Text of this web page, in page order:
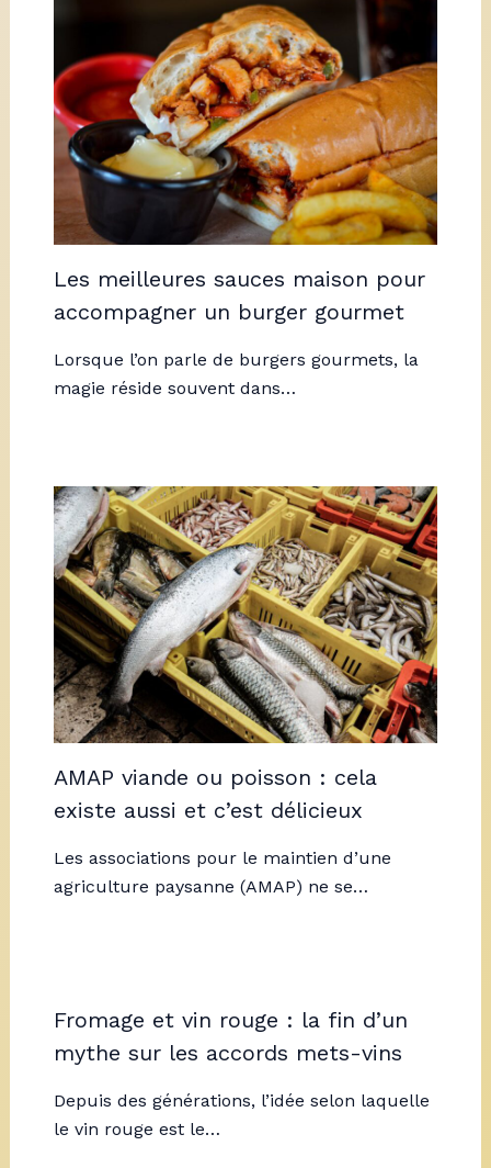
Les meilleures sauces maison pour
accompagner un burger gourmet
Lorsque l’on parle de burgers gourmets, la
magie réside souvent dans…
AMAP viande ou poisson : cela
existe aussi et c’est délicieux
Les associations pour le maintien d’une
agriculture paysanne (AMAP) ne se…
Fromage et vin rouge : la fin d’un
mythe sur les accords mets-vins
Depuis des générations, l’idée selon laquelle
le vin rouge est le…